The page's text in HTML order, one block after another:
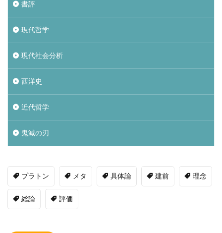
書評
現代哲学
現代社会分析
西洋史
近代哲学
鬼滅の刃
プラトン メタ 具体論 建前 理念
総論 評価